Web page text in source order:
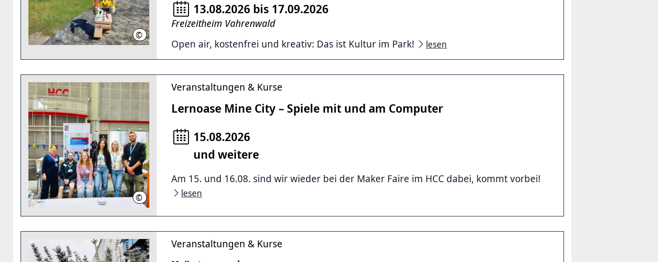
© LHH
13.08.2026 bis 17.09.2026
Freizeitheim Vahrenwald
Open air, kostenfrei und kreativ: Das ist Kultur im Park!
lesen
© Katarzyna Dec-Merkle
Veranstaltungen & Kurse
Lernoase Mine City – Spiele mit und am Computer
15.08.2026
und weitere
Am 15. und 16.08. sind wir wieder bei der Maker Faire im HCC dabei, kommt vorbei!
lesen
Veranstaltungen & Kurse